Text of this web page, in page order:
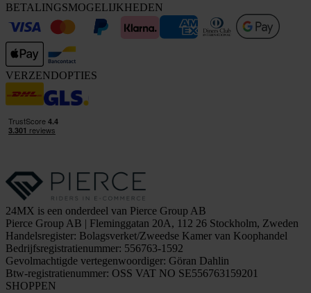
BETALINGSMOGELIJKHEDEN
VERZENDOPTIES
24MX is een onderdeel van Pierce Group AB
Pierce Group AB | Fleminggatan 20A, 112 26 Stockholm, Zweden
Handelsregister: Bolagsverket/Zweedse Kamer van Koophandel
Bedrijfsregistratienummer: 556763-1592
Gevolmachtigde vertegenwoordiger: Göran Dahlin
Btw-registratienummer: OSS VAT NO SE556763159201
SHOPPEN